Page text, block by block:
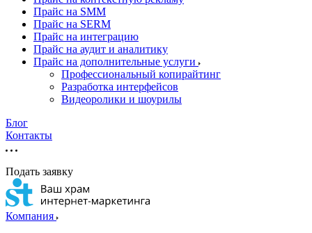
Прайс на SMM
Прайс на SERM
Прайс на интеграцию
Прайс на аудит и аналитику
Прайс на дополнительные услуги
Профессиональный копирайтинг
Разработка интерфейсов
Видеоролики и шоурилы
Блог
Контакты
Подать заявку
Компания